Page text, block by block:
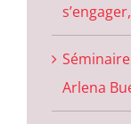
Arlena